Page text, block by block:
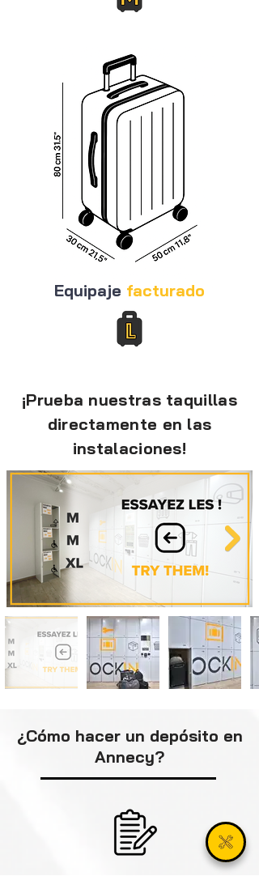
Equipaje facturado
¡Prueba nuestras taquillas
directamente en las
instalaciones!
¿Cómo hacer un depósito en
Annecy?